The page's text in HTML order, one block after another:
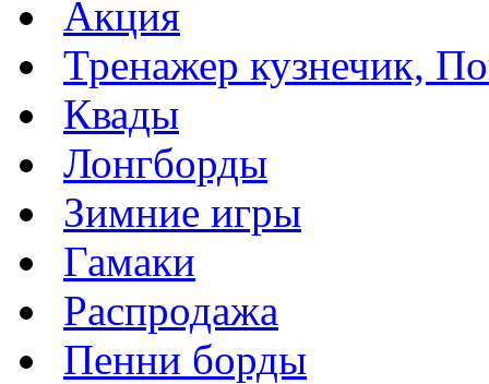
Акция
Тренажер кузнечик,
Квады
Лонгборды
Зимние игры
Гамаки
Распродажа
Пенни борды